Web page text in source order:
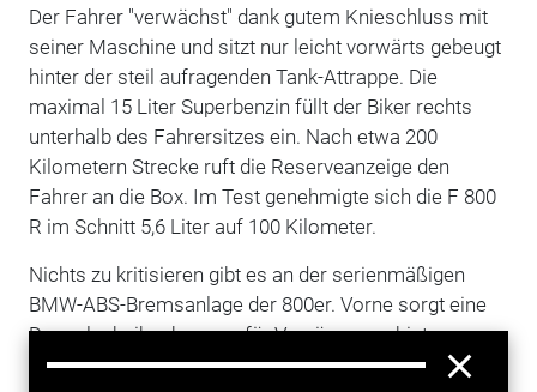
Der Fahrer "verwächst" dank gutem Knieschluss mit
seiner Maschine und sitzt nur leicht vorwärts gebeugt
hinter der steil aufragenden Tank-Attrappe. Die
maximal 15 Liter Superbenzin füllt der Biker rechts
unterhalb des Fahrersitzes ein. Nach etwa 200
Kilometern Strecke ruft die Reserveanzeige den
Fahrer an die Box. Im Test genehmigte sich die F 800
R im Schnitt 5,6 Liter auf 100 Kilometer.
Nichts zu kritisieren gibt es an der serienmäßigen
BMW-ABS-Bremsanlage der 800er. Vorne sorgt eine
Doppelscheibenbremse für Verzögerung, hinten
arbeitet eine Scheibe.